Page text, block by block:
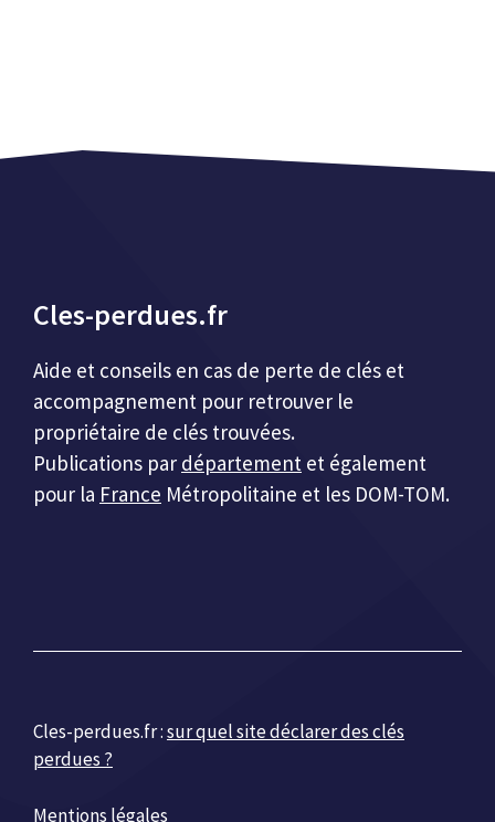
Cles-perdues.fr
Aide et conseils en cas de perte de clés et
accompagnement pour retrouver le
propriétaire de clés trouvées.
Publications par département et également
pour la France Métropolitaine et les DOM-TOM.
Cles-perdues.fr :sur quel site déclarer des clés
perdues ?
Mentions légales